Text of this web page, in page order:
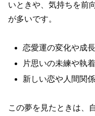
いときや、気持ちを前
が多いです。
恋愛運の変化や成長
片思いの未練や執
新しい恋や人間関
この夢を見たときは、